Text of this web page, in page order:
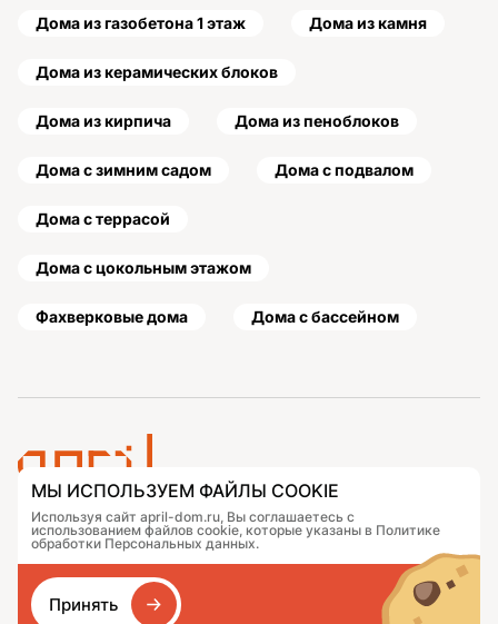
Дома из газобетона 1 этаж Дома из камня
Дома из керамических блоков
Дома из кирпича Дома из пеноблоков
Дома с зимним садом Дома с подвалом
Дома с террасой
Дома с цокольным этажом
Фахверковые дома Дома с бассейном
Проекты
Подобрать дом
Портфолио
О компании
Сравнение
Контакты
Журнал
Как заказать
МЫ ИСПОЛЬЗУЕМ ФАЙЛЫ COOKIE
Используя сайт april-dom.ru, Вы соглашаетесь с
использованием файлов cookie, которые указаны в Политике
обработки Персональных данных.
Принять